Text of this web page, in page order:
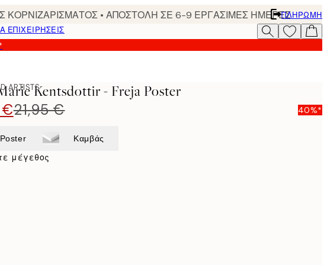
• ΑΠΟΣΤΟΛΗ ΣΕ 6-9 ΕΡΓΑΣΙΜΕΣ ΗΜΕΡΕΣΠΛΗΡΩΜΉ
ΕΠΙΧΕΙΡΗΣΕΙΣ
ARTISTSKentsdottir - Freja Poster
€21,95 € 40%*
Poster Καμβάς
μέγεθος